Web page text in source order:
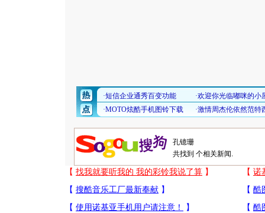
共找到 个相关新闻.